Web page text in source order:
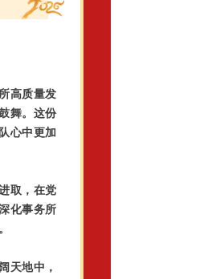
高质量发
舞。这份
心中更加
取，在党
化事务所
天地中，